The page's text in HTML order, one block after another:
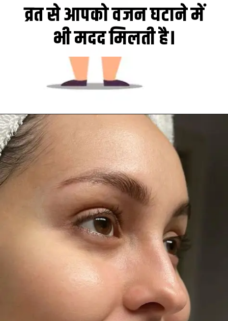
व्रत से आपको वजन घटाने में
भी मदद मिलती है।